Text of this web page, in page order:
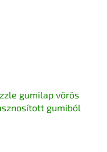
gumilap vörös
gumiból